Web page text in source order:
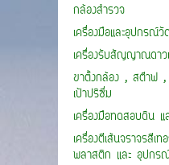
กล้องสำรวจ
เครื่องมือและอุปกรณ์วั
เครื่องรับสัญญาณดาว
ขาตั้งกล้อง , สต๊าฟ
เป้าปริซึ่ม
เครื่องมือทดสอบดิน
เครื่องตีเส้นจราจรสีเท
พลาสติก และ อุปกร